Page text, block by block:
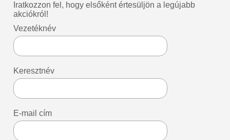
Iratkozzon fel, hogy elsőként értesüljön a legújabb
akciókról!
Vezetéknév
Keresztnév
E-mail cím